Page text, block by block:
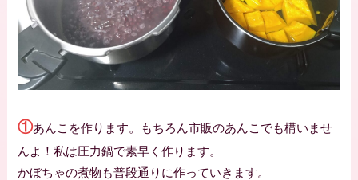
①あんこを作ります。もちろん市販のあんこでも構いませ
んよ！私は圧力鍋で素早く作ります。
かぼちゃの煮物も普段通りに作っていきます。